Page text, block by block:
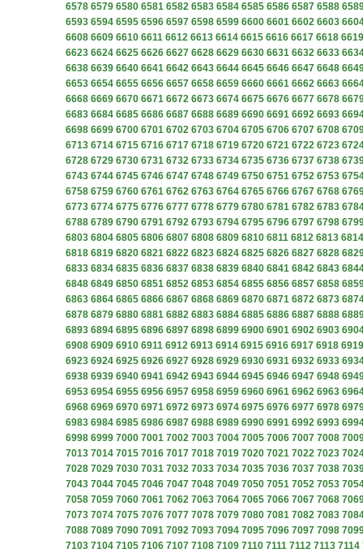
6578 6579 6580 6581 6582 6583 6584 6585 6586 6587 6588
6593 6594 6595 6596 6597 6598 6599 6600 6601 6602 6603
6608 6609 6610 6611 6612 6613 6614 6615 6616 6617 6618 6619
6623 6624 6625 6626 6627 6628 6629 6630 6631 6632 6633
6638 6639 6640 6641 6642 6643 6644 6645 6646 6647 6648
6653 6654 6655 6656 6657 6658 6659 6660 6661 6662 6663
6668 6669 6670 6671 6672 6673 6674 6675 6676 6677 6678
6683 6684 6685 6686 6687 6688 6689 6690 6691 6692 6693
6698 6699 6700 6701 6702 6703 6704 6705 6706 6707 6708
6713 6714 6715 6716 6717 6718 6719 6720 6721 6722 6723
6728 6729 6730 6731 6732 6733 6734 6735 6736 6737 6738
6743 6744 6745 6746 6747 6748 6749 6750 6751 6752 6753
6758 6759 6760 6761 6762 6763 6764 6765 6766 6767 6768
6773 6774 6775 6776 6777 6778 6779 6780 6781 6782 6783
6788 6789 6790 6791 6792 6793 6794 6795 6796 6797 6798
6803 6804 6805 6806 6807 6808 6809 6810 6811 6812 6813 6814
6818 6819 6820 6821 6822 6823 6824 6825 6826 6827 6828
6833 6834 6835 6836 6837 6838 6839 6840 6841 6842 6843
6848 6849 6850 6851 6852 6853 6854 6855 6856 6857 6858
6863 6864 6865 6866 6867 6868 6869 6870 6871 6872 6873
6878 6879 6880 6881 6882 6883 6884 6885 6886 6887 6888
6893 6894 6895 6896 6897 6898 6899 6900 6901 6902 6903
6908 6909 6910 6911 6912 6913 6914 6915 6916 6917 6918 6919
6923 6924 6925 6926 6927 6928 6929 6930 6931 6932 6933
6938 6939 6940 6941 6942 6943 6944 6945 6946 6947 6948
6953 6954 6955 6956 6957 6958 6959 6960 6961 6962 6963
6968 6969 6970 6971 6972 6973 6974 6975 6976 6977 6978
6983 6984 6985 6986 6987 6988 6989 6990 6991 6992 6993
6998 6999 7000 7001 7002 7003 7004 7005 7006 7007 7008
7013 7014 7015 7016 7017 7018 7019 7020 7021 7022 7023
7028 7029 7030 7031 7032 7033 7034 7035 7036 7037 7038
7043 7044 7045 7046 7047 7048 7049 7050 7051 7052 7053
7058 7059 7060 7061 7062 7063 7064 7065 7066 7067 7068
7073 7074 7075 7076 7077 7078 7079 7080 7081 7082 7083
7088 7089 7090 7091 7092 7093 7094 7095 7096 7097 7098
7103 7104 7105 7106 7107 7108 7109 7110 7111 7112 7113 7114